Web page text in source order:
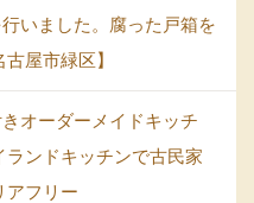
いました。腐った戸箱を
屋市緑区】
オーダーメイドキッチ
ンドキッチンで古民家
アフリー